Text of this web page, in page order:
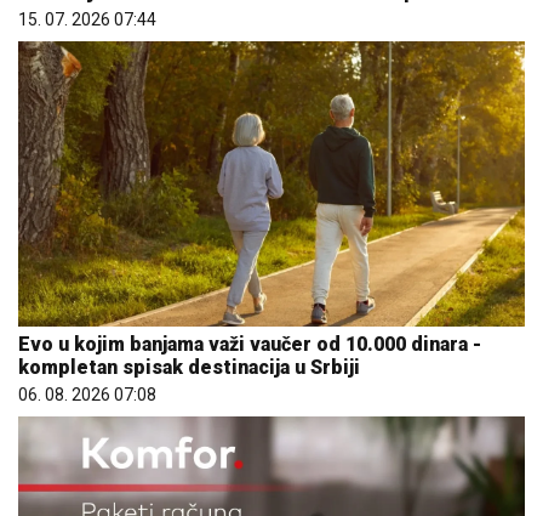
15. 07. 2026 07:44
Evo u kojim banjama važi vaučer od 10.000 dinara -
kompletan spisak destinacija u Srbiji
06. 08. 2026 07:08